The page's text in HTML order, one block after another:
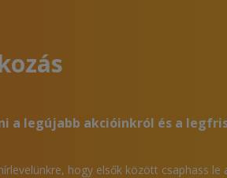
a legújabb akcióinkról és a
hogy elsők között csaphass le